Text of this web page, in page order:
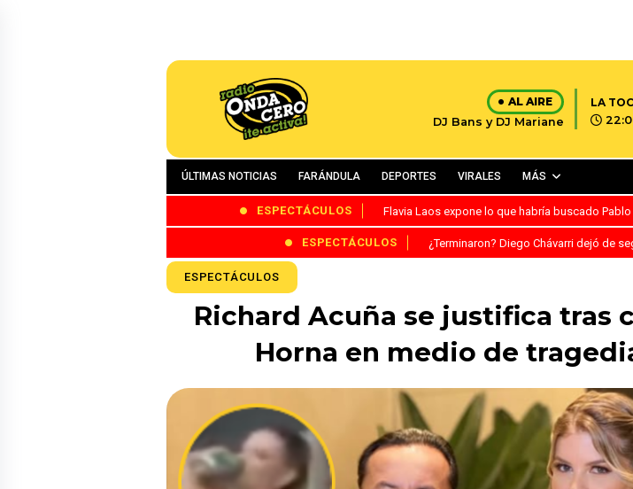
AL AIRE
DJ Bans y DJ Mariane
LA
ÚLTIMAS NOTICIAS FARÁNDULA DEPORTES VIRALES MÁS
ESPECTÁCULOS Flavia Laos expone lo que habría buscado
ESPECTÁCULOS ¿Terminaron? Diego Chávarri dejó de
ESPECTÁCULOS
Richard Acuña se justifica tras
Horna en medio de